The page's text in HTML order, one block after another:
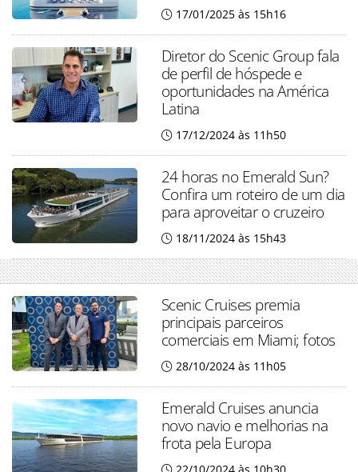
17/01/2025 às 15h16
Diretor do Scenic Group fala
de perfil de hóspede e
oportunidades na América
Latina
17/12/2024 às 11h50
24 horas no Emerald Sun?
Confira um roteiro de um dia
para aproveitar o cruzeiro
18/11/2024 às 15h43
Scenic Cruises premia
principais parceiros
comerciais em Miami; fotos
28/10/2024 às 11h05
Emerald Cruises anuncia
novo navio e melhorias na
frota pela Europa